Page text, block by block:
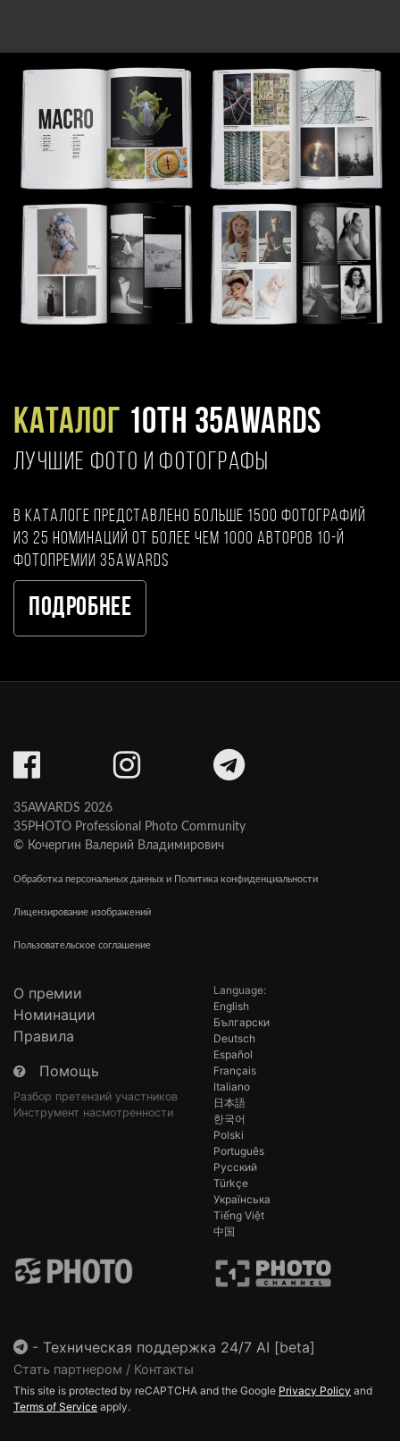
Каталог 10TH 35AWARDS
ЛУЧШИЕ ФОТО И ФОТОГРАФЫ
В каталоге представлено больше 1500 фотографий
из 25 номинаций от более чем 1000 авторов 10-й
фотопремии 35AWARDS
Подробнее
35AWARDS 2026
35PHOTO Professional Photo Community
© Кочергин Валерий Владимирович
Обработка персональных данных и Политика конфиденциальности
Лицензирование изображений
Пользовательское соглашение
О премии
Номинации
Правила
Помощь
Разбор претензий участников
Инструмент насмотренности
Language:
English
Български
Deutsch
Español
Français
Italiano
日本語
한국어
Polski
Português
Русский
Türkçe
Українська
Tiếng Việt
中国
- Техническая поддержка 24/7 AI [beta]
Стать партнером / Контакты
This site is protected by reCAPTCHA and the Google Privacy Policy and
Terms of Service apply.